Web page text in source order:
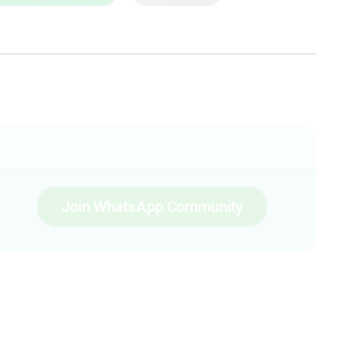
Join WhatsApp Community